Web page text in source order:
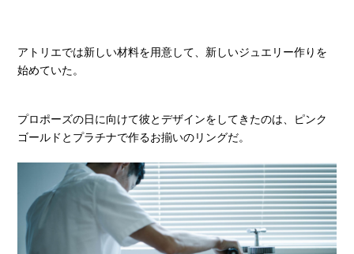
アトリエでは新しい材料を用意して、新しいジュエリー作りを
始めていた。
プロポーズの日に向けて彼とデザインをしてきたのは、ピンク
ゴールドとプラチナで作るお揃いのリングだ。